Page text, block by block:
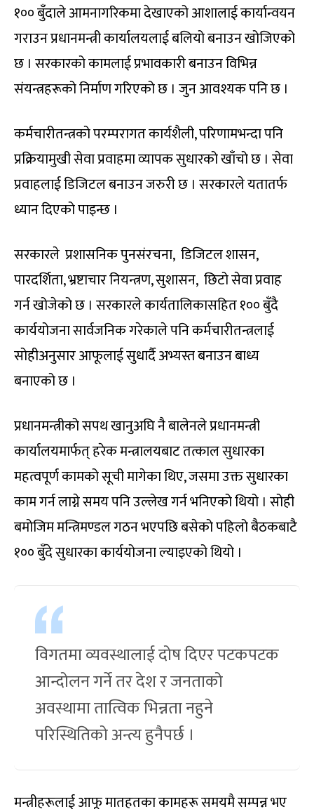
१०० बुँदाले आमनागरिकमा देखाएको आशालाई कार्यान्वयन
गराउन प्रधानमन्त्री कार्यालयलाई बलियो बनाउन खोजिएको
छ । सरकारको कामलाई प्रभावकारी बनाउन विभिन्न
संयन्त्रहरूको निर्माण गरिएको छ । जुन आवश्यक पनि छ ।
कर्मचारीतन्त्रको परम्परागत कार्यशैली, परिणामभन्दा पनि
प्रक्रियामुखी सेवा प्रवाहमा व्यापक सुधारको खाँचो छ । सेवा
प्रवाहलाई डिजिटल बनाउन जरुरी छ । सरकारले यतातर्फ
ध्यान दिएको पाइन्छ ।
सरकारले प्रशासनिक पुनसंरचना, डिजिटल शासन,
पारदर्शिता, भ्रष्टाचार नियन्त्रण, सुशासन, छिटो सेवा प्रवाह
गर्न खोजेको छ । सरकारले कार्यतालिकासहित १०० बुँदै
कार्ययोजना सार्वजनिक गरेकाले पनि कर्मचारीतन्त्रलाई
सोहीअनुसार आफूलाई सुधार्दै अभ्यस्त बनाउन बाध्य
बनाएको छ ।
प्रधानमन्त्रीको सपथ खानुअघि नै बालेनले प्रधानमन्त्री
कार्यालयमार्फत् हरेक मन्त्रालयबाट तत्काल सुधारका
महत्वपूर्ण कामको सूची मागेका थिए, जसमा उक्त सुधारका
काम गर्न लाग्ने समय पनि उल्लेख गर्न भनिएको थियो । सोही
बमोजिम मन्त्रिमण्डल गठन भएपछि बसेको पहिलो बैठकबाटै
१०० बुँदे सुधारका कार्ययोजना ल्याइएको थियो ।
विगतमा व्यवस्थालाई दोष दिएर पटकपटक
आन्दोलन गर्ने तर देश र जनताको
अवस्थामा तात्विक भिन्नता नहुने
परिस्थितिको अन्त्य हुनैपर्छ ।
मन्त्रीहरूलाई आफू मातहतका कामहरू समयमै सम्पन्न भए